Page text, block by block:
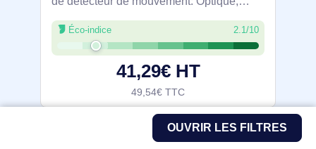
OUVRIR LES FILTRES
Interface de l'appareil: RF sans fil +
Bluetooth, Résolution en mouvement:
1600 DPI, Type de boutons: Boutons
Éco-indice 2.1/10
41,29€ HT
49,54€ TTC
En stock